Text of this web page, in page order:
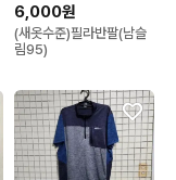
6,000원
(새옷수준)필라반팔(남슬
림95)